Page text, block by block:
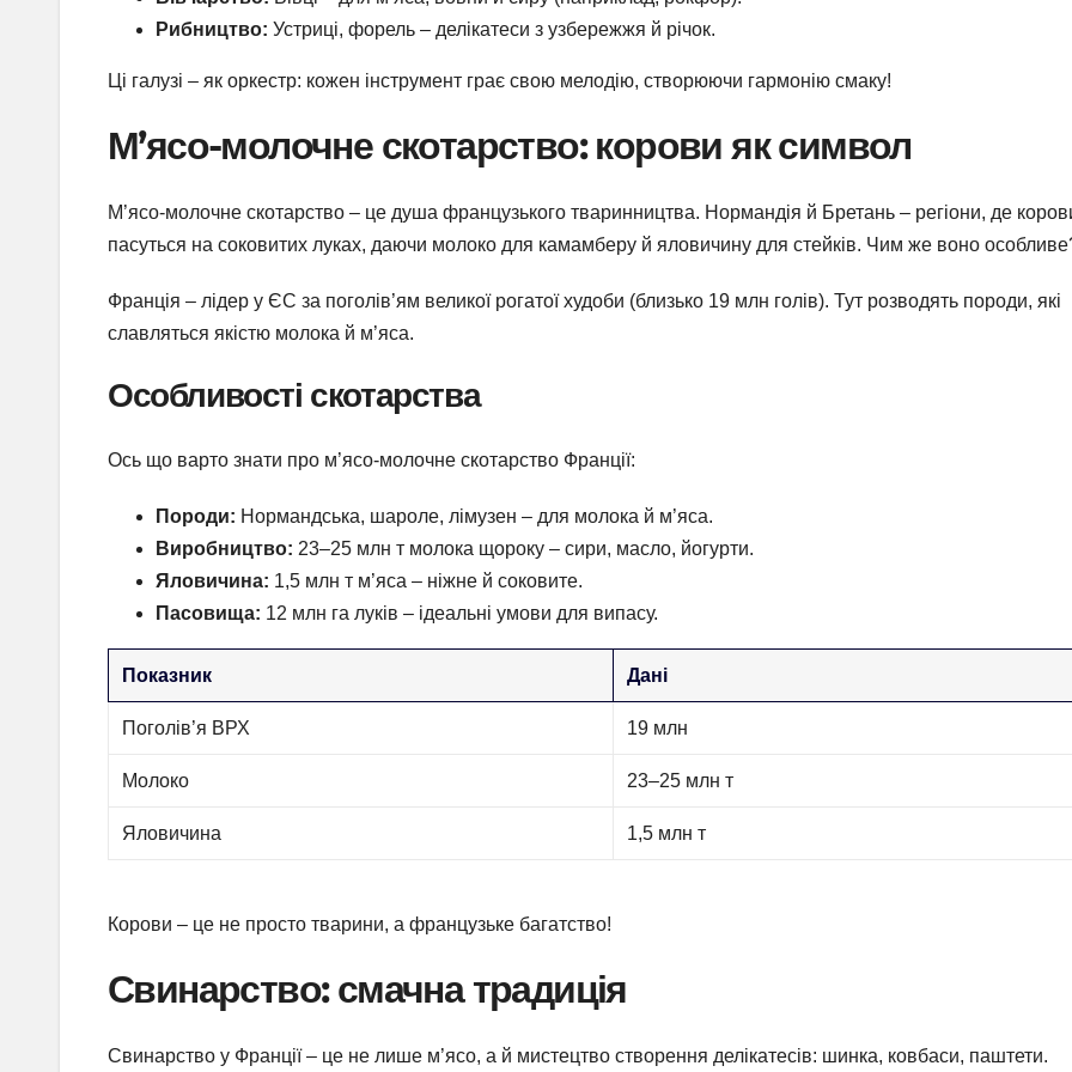
Рибництво: Устриці, форель – делікатеси з узбережжя й річок.
Ці галузі – як оркестр: кожен інструмент грає свою мелодію, створюючи гармонію смаку!
М’ясо-молочне скотарство: корови як символ
М’ясо-молочне скотарство – це душа французького тваринництва. Нормандія й Бретань – регіони, де
пасуться на соковитих луках, даючи молоко для камамберу й яловичину для стейків. Чим же воно
Франція – лідер у ЄС за поголів’ям великої рогатої худоби (близько 19 млн голів). Тут розводять породи, які
славляться якістю молока й м’яса.
Особливості скотарства
Ось що варто знати про м’ясо-молочне скотарство Франції:
Породи: Нормандська, шароле, лімузен – для молока й м’яса.
Виробництво: 23–25 млн т молока щороку – сири, масло, йогурти.
Яловичина: 1,5 млн т м’яса – ніжне й соковите.
Пасовища: 12 млн га луків – ідеальні умови для випасу.
Показник Дані
Поголів’я ВРХ 19 млн
Молоко 23–25 млн т
Яловичина 1,5 млн т
Корови – це не просто тварини, а французьке багатство!
Свинарство: смачна традиція
Свинарство у Франції – це не лише м’ясо, а й мистецтво створення делікатесів: шинка, ковбаси, паштети.